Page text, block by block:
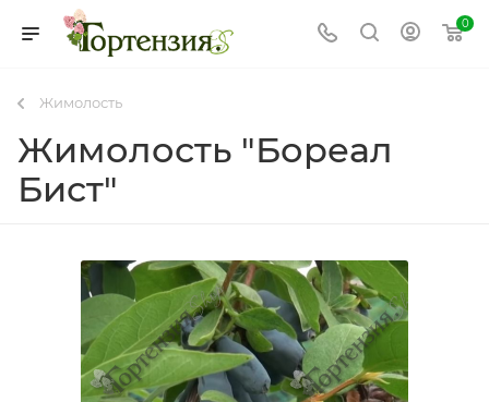
0
Жимолость
Жимолость "Бореал
Бист"